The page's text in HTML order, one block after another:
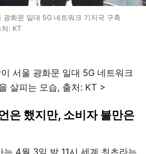
광화문 일대 5G 네트워크 기지국 구축
: KT
서울 광화문 일대 5G 네트워크
살피는 모습, 출처: KT >
은 했지만, 소비자 불만은
는 4월 3일 밤 11시 세계 최초라는